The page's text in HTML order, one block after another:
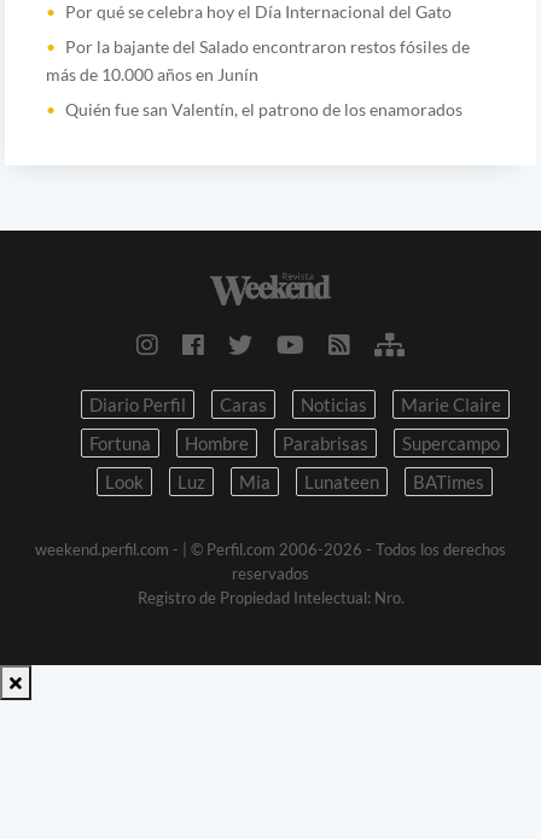
Por qué se celebra hoy el Día Internacional del Gato
Por la bajante del Salado encontraron restos fósiles de
más de 10.000 años en Junín
Quién fue san Valentín, el patrono de los enamorados
Diario Perfil Caras Noticias
Marie Claire
Fortuna
Hombre Parabrisas
Supercampo
Look
Luz Mia Lunateen BATimes
weekend.perfil.com -
| © Perfil.com 2006-2026 - Todos los derechos
reservados
Registro de Propiedad Intelectual: Nro.